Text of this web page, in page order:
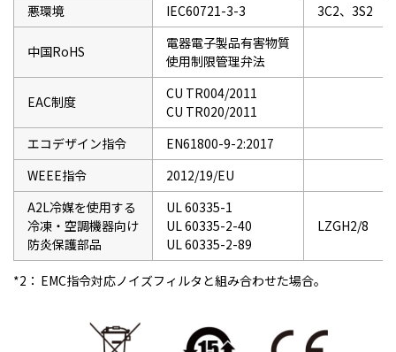
悪環境
IEC60721-3-3 3C2、3S2
中国RoHS
電器電子製品有害物質
使用制限管理弁法
EAC制度
CU TR004/2011
CU TR020/2011
エコデザイン指令 EN61800-9-2:2017
WEEE指令
2012/19/EU
A2L冷媒を使用する
冷凍・空調機器向け
防炎保護部品
UL 60335-1
UL 60335-2-40
UL 60335-2-89
LZGH2/8
*2： EMC指令対応ノイズフィルタと組み合わせた場合。